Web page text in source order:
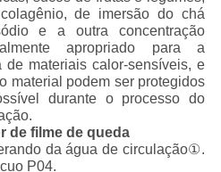
de imersão do chá
e a outra concentração
apropriado para a
de materiais calor-sensíveis, e
material podem ser protegidos
durante o processo do
de filme de queda
da água de circulação①.
P04.